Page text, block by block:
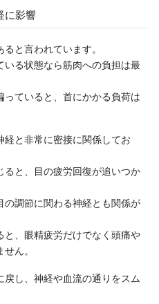
に影響
と言われています。
いる状態なら筋肉への負担は最
ていると、首にかかる負荷は
と非常に密接に関係してお
ると、目の疲労回復が追いつか
調節に関わる神経とも関係が
と、眼精疲労だけでなく頭痛や
ん。
し、神経や血流の通りをスム